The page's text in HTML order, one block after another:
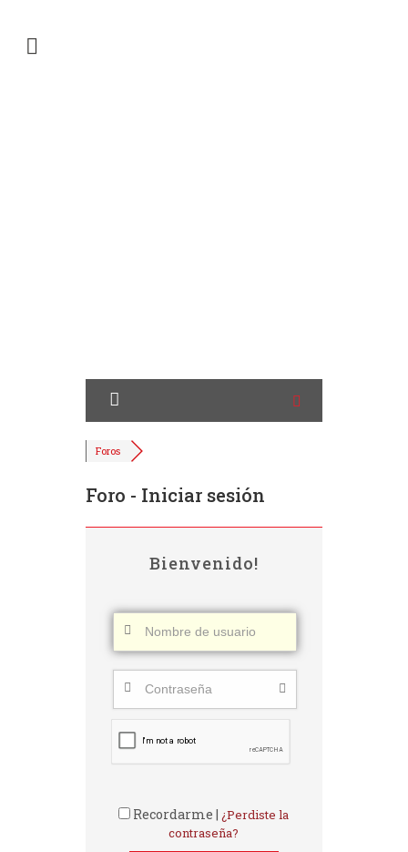
Foros
Foro - Iniciar sesión
Bienvenido!
Recordarme | ¿Perdiste la
contraseña?